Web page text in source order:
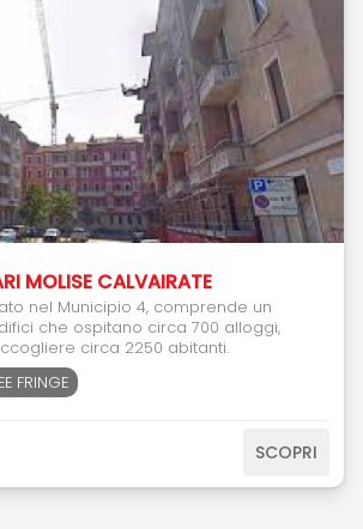
MOLISE CALVAIRATE
nel Municipio 4, comprende un
che ospitano circa 700 alloggi,
circa 2250 abitanti.
FRINGE
SCOPRI